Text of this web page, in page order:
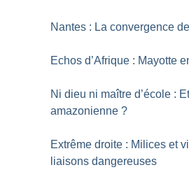
Nantes : La convergence
Echos d’Afrique : Mayotte
Ni dieu ni maître d’école :
amazonienne ?
Extrême droite : Milices et
liaisons dangereuses